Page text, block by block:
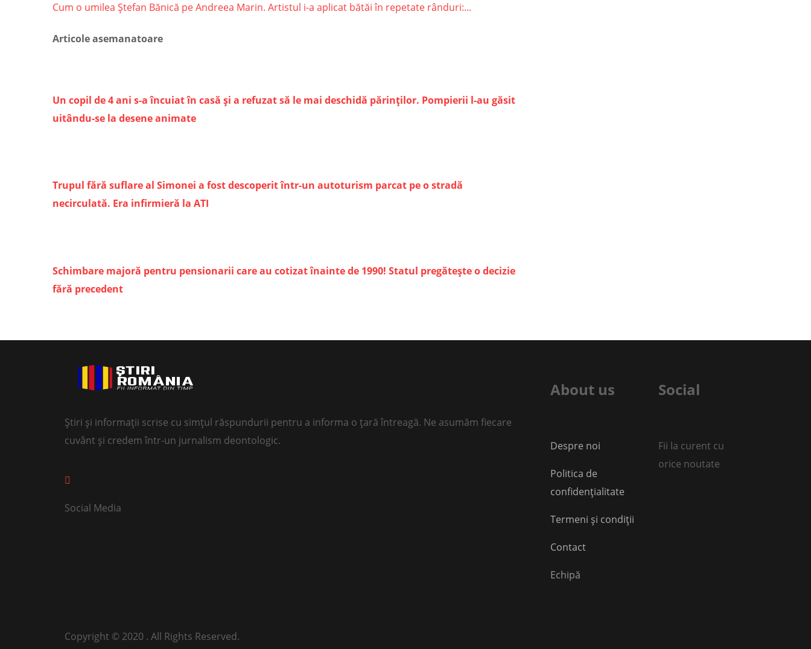
Cum o umilea Ștefan Bănică pe Andreea Marin. Artistul i-a aplicat bătăi în repetate rânduri:...
Articole asemanatoare
Un copil de 4 ani s-a încuiat în casă şi a refuzat să le mai deschidă părinţilor. Pompierii l-au găsit
uitându-se la desene animate
Trupul fără suflare al Simonei a fost descoperit într-un autoturism parcat pe o stradă
necirculată. Era infirmieră la ATI
Schimbare majoră pentru pensionarii care au cotizat înainte de 1990! Statul pregătește o decizie
fără precedent
Știri și informații scrise cu simțul răspundurii pentru a informa o țară întreagă. Ne asumăm fiecare
cuvânt și credem într-un jurnalism deontologic.
Social Media
About us
Despre noi
Politica de
confidențialitate
Termeni și condiții
Contact
Echipă
Social
Fii la curent cu
orice noutate
Copyright © 2020 . All Rights Reserved.